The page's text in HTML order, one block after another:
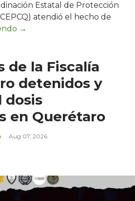
Estatal de Protección
atendió el hecho de
de la Fiscalía
detenidos y
dosis
en Querétaro
Aug 07, 2026